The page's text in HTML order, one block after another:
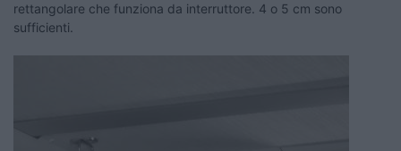
rettangolare che funziona da interruttore. 4 o 5 cm sono
sufficienti.